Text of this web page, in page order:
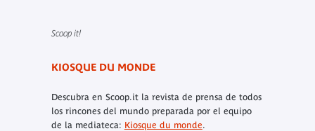
Scoop it!
KIOSQUE DU MONDE
Descubra en Scoop.it la revista de prensa de todos
los rincones del mundo preparada por el equipo
de la mediateca: Kiosque du monde.